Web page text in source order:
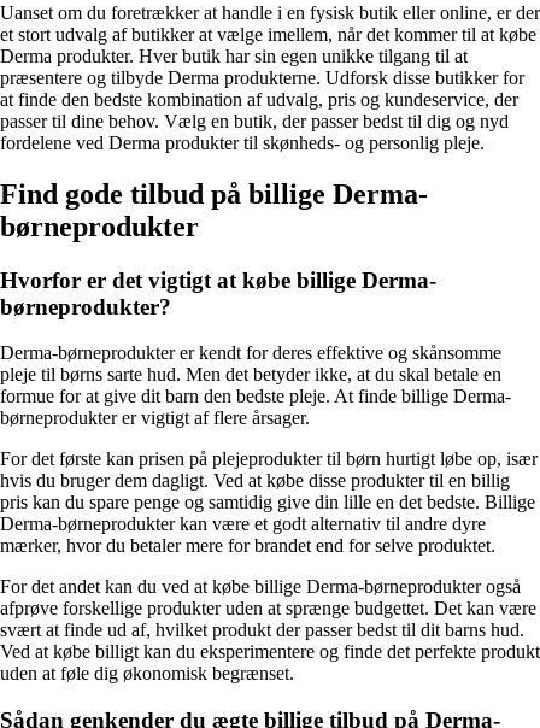
Uanset om du foretrækker at handle i en fysisk butik eller online, er der
et stort udvalg af butikker at vælge imellem, når det kommer til at købe
Derma produkter. Hver butik har sin egen unikke tilgang til at
præsentere og tilbyde Derma produkterne. Udforsk disse butikker for
at finde den bedste kombination af udvalg, pris og kundeservice, der
passer til dine behov. Vælg en butik, der passer bedst til dig og nyd
fordelene ved Derma produkter til skønheds- og personlig pleje.
Find gode tilbud på billige Derma-
børneprodukter
Hvorfor er det vigtigt at købe billige Derma-
børneprodukter?
Derma-børneprodukter er kendt for deres effektive og skånsomme
pleje til børns sarte hud. Men det betyder ikke, at du skal betale en
formue for at give dit barn den bedste pleje. At finde billige Derma-
børneprodukter er vigtigt af flere årsager.
For det første kan prisen på plejeprodukter til børn hurtigt løbe op, især
hvis du bruger dem dagligt. Ved at købe disse produkter til en billig
pris kan du spare penge og samtidig give din lille en det bedste. Billige
Derma-børneprodukter kan være et godt alternativ til andre dyre
mærker, hvor du betaler mere for brandet end for selve produktet.
For det andet kan du ved at købe billige Derma-børneprodukter også
afprøve forskellige produkter uden at sprænge budgettet. Det kan være
svært at finde ud af, hvilket produkt der passer bedst til dit barns hud.
Ved at købe billigt kan du eksperimentere og finde det perfekte produkt
uden at føle dig økonomisk begrænset.
Sådan genkender du ægte billige tilbud på Derma-